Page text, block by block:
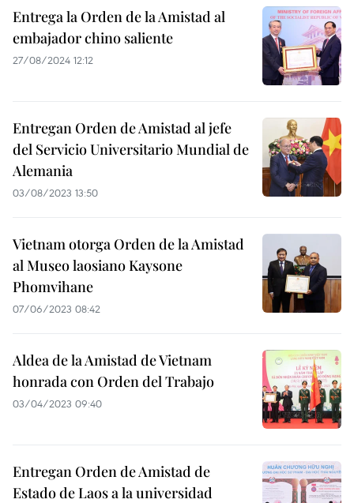
Entrega la Orden de la Amistad al
embajador chino saliente
27/08/2024 12:12
Entregan Orden de Amistad al jefe
del Servicio Universitario Mundial de
Alemania
03/08/2023 13:50
Vietnam otorga Orden de la Amistad
al Museo laosiano Kaysone
Phomvihane
07/06/2023 08:42
Aldea de la Amistad de Vietnam
honrada con Orden del Trabajo
03/04/2023 09:40
Entregan Orden de Amistad de
Estado de Laos a la universidad